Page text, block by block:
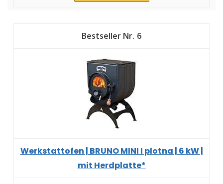
6
Werkstattofen | BRUNO MINI I plotna | 6 kW |
mit Herdplatte*